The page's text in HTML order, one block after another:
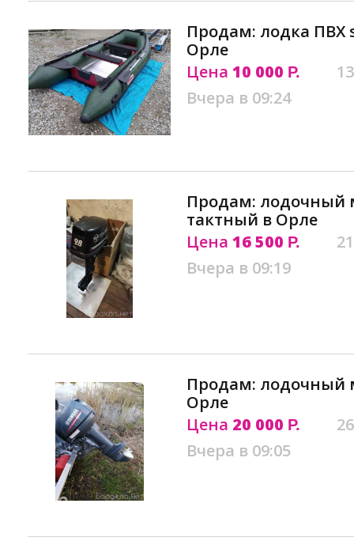
Продам: лодка ПВХ
Орле
Цена 10 000 Р.
Вчера в 09:24
Продам: лодочный
тактный в Орле
Цена 16 500 Р.
Вчера в 09:19
Продам: лодочный
Орле
Цена 20 000 Р.
Вчера в 09:05